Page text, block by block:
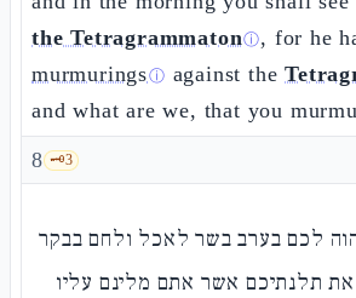
the Tetragrammatonⓘ, for he
murmuringsⓘ against the
and what are we, that you
8 🗝️3
לכם בערב בשר לאכל ולחם בבקר
תלנתיכם אשר אתם מלינם עליו